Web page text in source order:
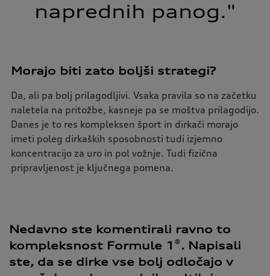
naprednih panog."
Morajo biti zato boljši strategi?
Da, ali pa bolj prilagodljivi. Vsaka pravila so na začetku
naletela na pritožbe, kasneje pa se moštva prilagodijo.
Danes je to res kompleksen šport in dirkači morajo
imeti poleg dirkaških sposobnosti tudi izjemno
koncentracijo za uro in pol vožnje. Tudi fizična
pripravljenost je ključnega pomena.
Nedavno ste komentirali ravno to
kompleksnost Formule 1 ®. Napisali
ste, da se dirke vse bolj odločajo v